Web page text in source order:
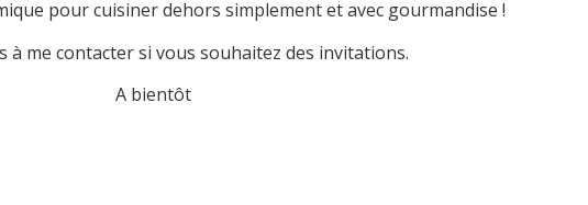
pour cuisiner dehors simplement et avec gourmandise !
à me contacter si vous souhaitez des invitations.
A bientôt